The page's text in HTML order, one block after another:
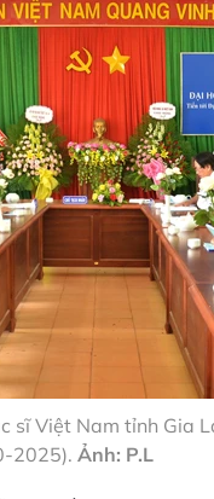
sĩ Việt Nam tỉnh Gia
2025). Ảnh: P.L